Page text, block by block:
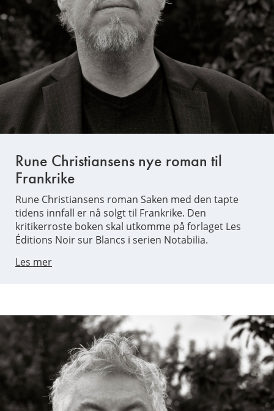
Rune Christiansens nye roman til
Frankrike
Rune Christiansens roman Saken med den tapte
tidens innfall er nå solgt til Frankrike. Den
kritikerroste boken skal utkomme på forlaget Les
Éditions Noir sur Blancs i serien Notabilia.
Les mer